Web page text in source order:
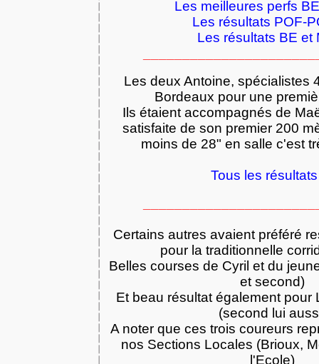
Les meilleures perfs
Les résultats POF-
Les résultats BE et
Les deux Antoine, spécialistes
Bordeaux pour une
Ils étaient accompagnés de
satisfaite de son premier 200
moins de 28" en salle c'est
Tous les
Certains autres avaient préféré
pour la traditionnelle
Belles courses de Cyril et du
et second)
Et beau résultat également pour
(second lui
A noter que ces trois coureurs
nos Sections Locales (Brioux,
l'Ecole)